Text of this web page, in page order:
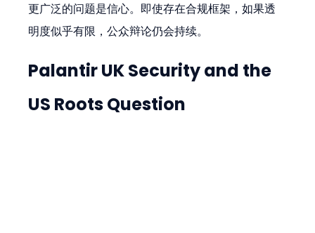
更广泛的问题是信心。即使存在合规框架，如果透
明度似乎有限，公众辩论仍会持续。
Palantir UK Security and the
US Roots Question